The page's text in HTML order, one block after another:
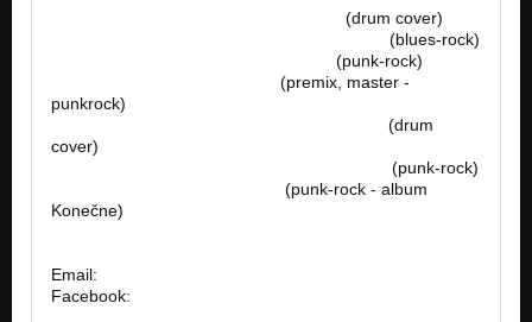
(drum cover)
(blues-rock)
(punk-rock)
(premix, master -
punkrock)
(drum
cover)
(punk-rock)
(punk-rock - album
Konečne)
Email:
Facebook: